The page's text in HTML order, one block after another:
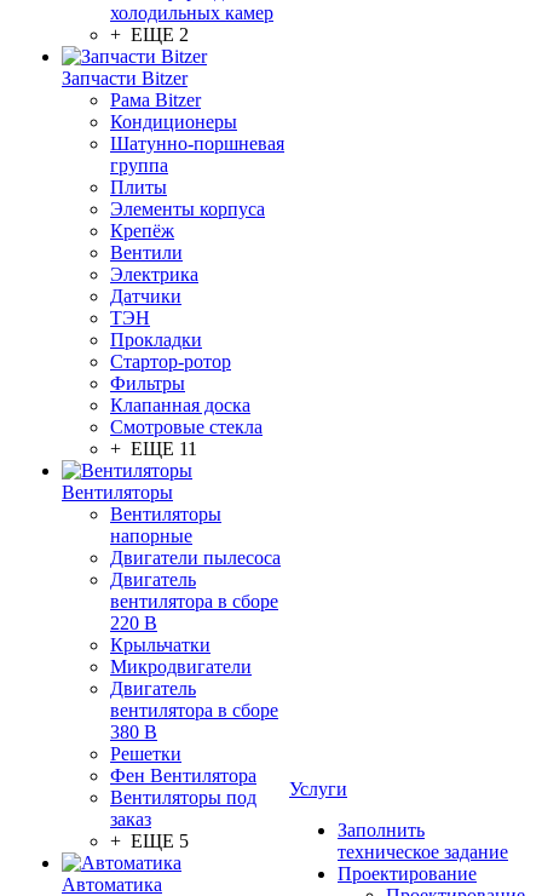
холодильных камер
+ ЕЩЕ 2
Запчасти Bitzer
Рама Bitzer
Кондиционеры
Шатунно-поршневая
группа
Плиты
Элементы корпуса
Крепёж
Вентили
Электрика
Датчики
ТЭН
Прокладки
Стартор-ротор
Фильтры
Клапанная доска
Смотровые стекла
+ ЕЩЕ 11
Вентиляторы
Вентиляторы
напорные
Двигатели пылесоса
Двигатель
вентилятора в сборе
220 В
Крыльчатки
Микродвигатели
Двигатель
вентилятора в сборе
380 В
Решетки
Фен Вентилятора
Вентиляторы под
заказ
+ ЕЩЕ 5
Автоматика
Услуги
Заполнить
техническое задание
Проектирование